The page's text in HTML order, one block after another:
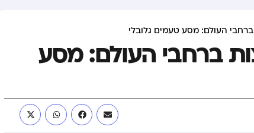
ברחבי העולם: מסע טעמים גלובלי
ברחבי העולם: מסע